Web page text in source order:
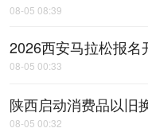
08-05 08:39
2026西安马拉松报
08-05 00:33
陕西启动消费品以旧
08-05 00:32